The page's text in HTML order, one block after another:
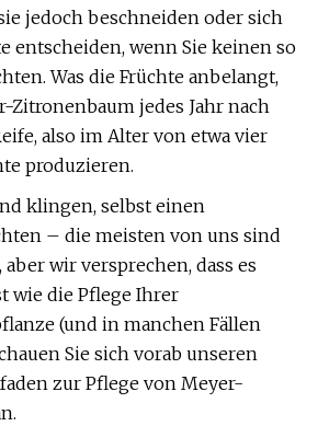
jedoch beschneiden oder sich
entscheiden, wenn Sie keinen so
Was die Früchte anbelangt,
Zitronenbaum jedes Jahr nach
also im Alter von etwa vier
produzieren.
klingen, selbst einen
– die meisten von uns sind
wir versprechen, dass es
wie die Pflege Ihrer
(und in manchen Fällen
Sie sich vorab unseren
zur Pflege von Meyer-